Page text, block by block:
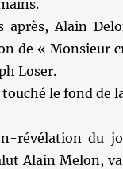
après, Alain
de « Monsieur
Loser.
le fond de
révélation du
Alain Melon,